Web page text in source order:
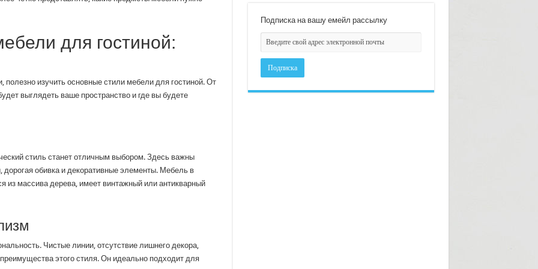
для гостиной:
полезно изучить основные стили мебели для гостиной. От
выглядеть ваше пространство и где вы будете
стиль станет отличным выбором. Здесь важны
обивка и декоративные элементы. Мебель в
из массива дерева, имеет винтажный или антикварный
Чистые линии, отсутствие лишнего декора,
этого стиля. Он идеально подходит для
Подписка на вашу емейл рассылку